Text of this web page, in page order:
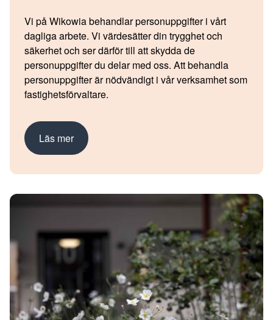
Vi på Wikowia behandlar personuppgifter i vårt
dagliga arbete. Vi värdesätter din trygghet och
säkerhet och ser därför till att skydda de
personuppgifter du delar med oss. Att behandla
personuppgifter är nödvändigt i vår verksamhet som
fastighetsförvaltare.
Läs mer